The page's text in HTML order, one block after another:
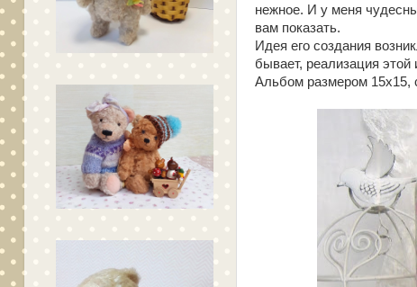
нежное. И у меня
вам показать.
Идея его создания
бывает, реализация
Альбом размером 15х15,